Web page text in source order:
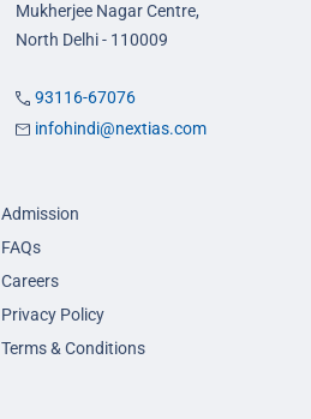
Mukherjee Nagar Centre,
North Delhi - 110009
93116-67076
infohindi@nextias.com
Admission
FAQs
Careers
Privacy Policy
Terms & Conditions